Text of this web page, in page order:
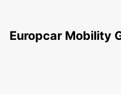
Europcar Mobility